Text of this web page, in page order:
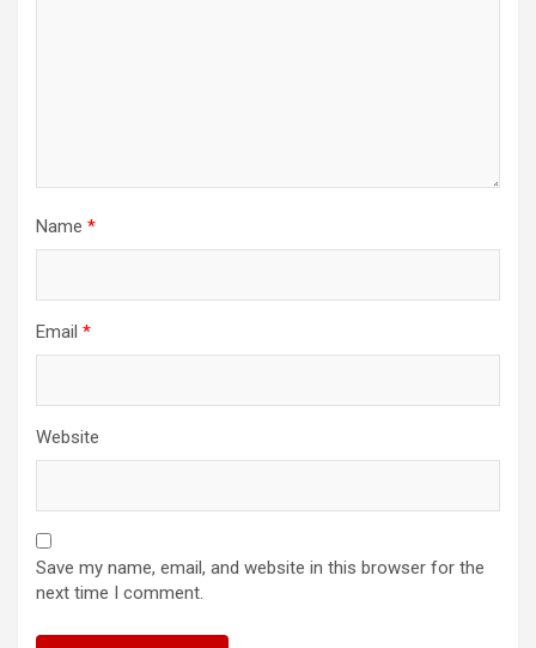
Name *
Email *
Website
Save my name, email, and website in this browser for the
next time I comment.